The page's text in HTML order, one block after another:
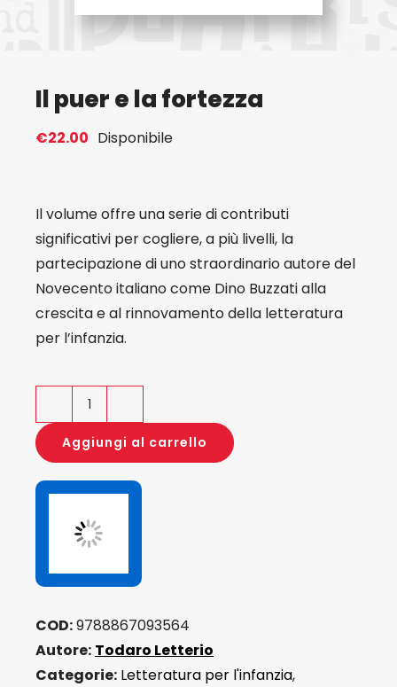
Il puer e la fortezza
€22.00 Disponibile
Il volume offre una serie di contributi
significativi per cogliere, a più livelli, la
partecipazione di uno straordinario autore del
Novecento italiano come Dino Buzzati alla
crescita e al rinnovamento della letteratura
per l’infanzia.
Il
puer
e
la
fortezza
quantità
Aggiungi al carrello
COD:9788867093564
Autore: Todaro Letterio
Categorie: Letteratura per l'infanzia,